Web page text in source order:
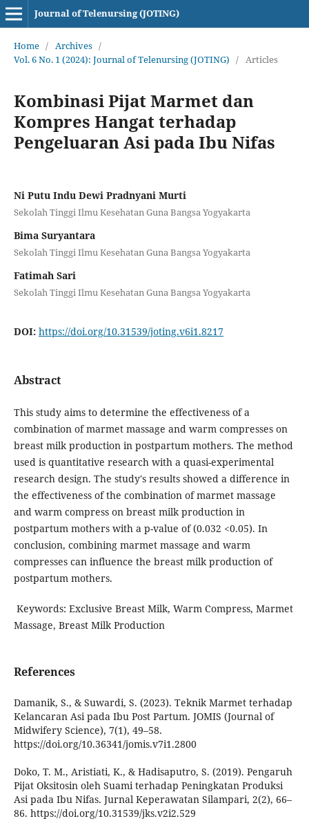
Journal of Telenursing (JOTING)
Home / Archives /
Vol. 6 No. 1 (2024): Journal of Telenursing (JOTING) / Articles
Kombinasi Pijat Marmet dan
Kompres Hangat terhadap
Pengeluaran Asi pada Ibu Nifas
Ni Putu Indu Dewi Pradnyani Murti
Sekolah Tinggi Ilmu Kesehatan Guna Bangsa Yogyakarta
Bima Suryantara
Sekolah Tinggi Ilmu Kesehatan Guna Bangsa Yogyakarta
Fatimah Sari
Sekolah Tinggi Ilmu Kesehatan Guna Bangsa Yogyakarta
DOI: https://doi.org/10.31539/joting.v6i1.8217
Abstract
This study aims to determine the effectiveness of a
combination of marmet massage and warm compresses on
breast milk production in postpartum mothers. The method
used is quantitative research with a quasi-experimental
research design. The study's results showed a difference in
the effectiveness of the combination of marmet massage
and warm compress on breast milk production in
postpartum mothers with a p-value of (0.032 <0.05). In
conclusion, combining marmet massage and warm
compresses can influence the breast milk production of
postpartum mothers.
Keywords: Exclusive Breast Milk, Warm Compress, Marmet
Massage, Breast Milk Production
References
Damanik, S., & Suwardi, S. (2023). Teknik Marmet terhadap
Kelancaran Asi pada Ibu Post Partum. JOMIS (Journal of
Midwifery Science), 7(1), 49–58.
https://doi.org/10.36341/jomis.v7i1.2800
Doko, T. M., Aristiati, K., & Hadisaputro, S. (2019). Pengaruh
Pijat Oksitosin oleh Suami terhadap Peningkatan Produksi
Asi pada Ibu Nifas. Jurnal Keperawatan Silampari, 2(2), 66–
86. https://doi.org/10.31539/jks.v2i2.529